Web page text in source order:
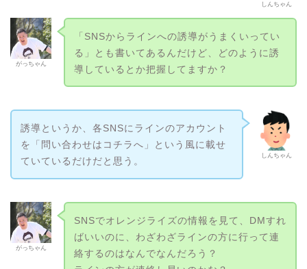
しんちゃん
がっちゃん
「SNSからラインへの誘導がうまくいってい
る」とも書いてあるんだけど、どのように誘
導しているとか把握してますか？
しんちゃん
誘導というか、各SNSにラインのアカウント
を「問い合わせはコチラへ」という風に載せ
ていているだけだと思う。
がっちゃん
SNSでオレンジライズの情報を見て、DMすれ
ばいいのに、わざわざラインの方に行って連
絡するのはなんでなんだろう？